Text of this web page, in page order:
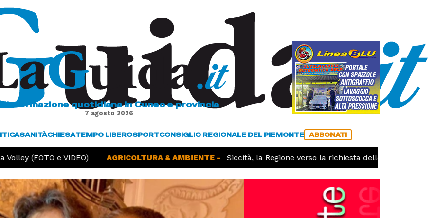
L'informazione quotidiana in Cuneo e provincia
7 agosto 2026
SANITÀCHIESATEMPO LIBEROSPORTCONSIGLIO REGIONALE DEL PIEMONTE ABBONATI
(FOTO e VIDEO) AGRICOLTURA & AMBIENTE - Siccità, la Regione verso la richiesta dello stato di